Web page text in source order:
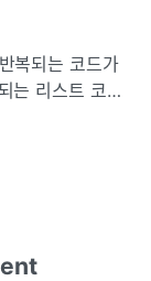
복되는 코드가
는 리스트 코드
에서 어려움이